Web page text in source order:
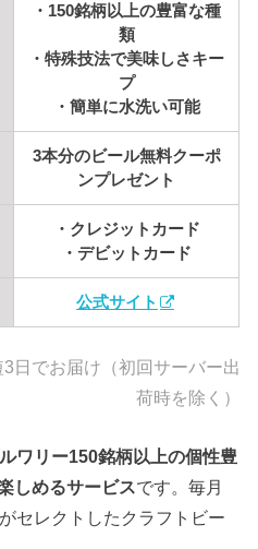
・150銘柄以上の豊富な種
類
・特殊技法で美味しさキー
プ
・簡単に水洗い可能
3本分のビール無料クーポ
ンプレゼント
・クレジットカード
・デビットカード
公式サイト
日でお届け（初回サーバー出
荷時を除く）
ワリー150銘柄以上の個性豊
しめるサービスです。毎月
セレクトしたクラフトビー